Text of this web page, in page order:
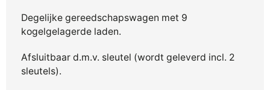
Degelijke gereedschapswagen met 9
kogelgelagerde laden.
Afsluitbaar d.m.v. sleutel (wordt geleverd incl. 2
sleutels).